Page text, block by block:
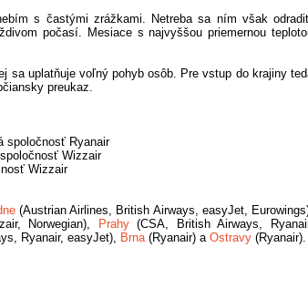
s častými zrážkami. Netreba sa ním však
počasí. Mesiace s najvyššou priemernou
sa uplatňuje voľný pohyb osôb. Pre vstup do krajiny
preukaz.
spoločnosť Ryanair
Wizzair
Wizzair
(Austrian Airlines, British Airways, easyJet,
Norwegian), Prahy(CSA, British Airways,
Ryanair, easyJet), Brna(Ryanair) a Ostravy (Ryanair).